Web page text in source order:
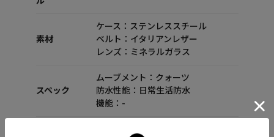
素材
ケース：ステンレススチール
ベルト：イタリアンレザー
レンズ：ミネラルガラス
スペック
ムーブメント：クォーツ
防水性能：日常生活防水
機能：-